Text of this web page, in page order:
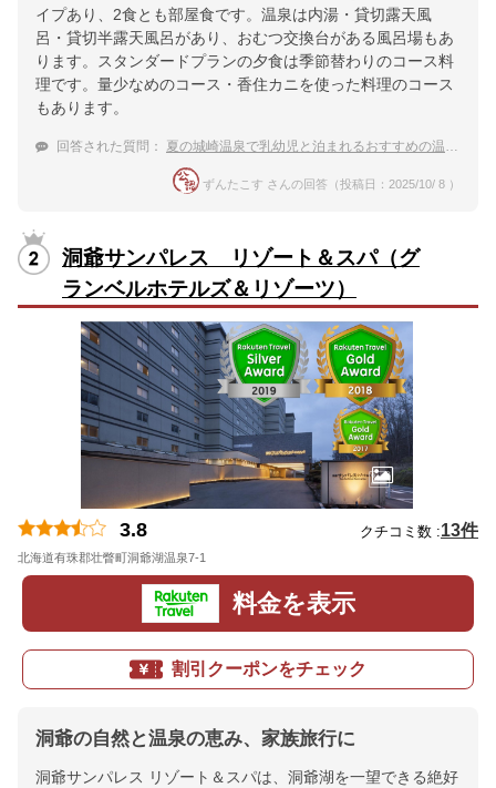
イプあり、2食とも部屋食です。温泉は内湯・貸切露天風
呂・貸切半露天風呂があり、おむつ交換台がある風呂場もあ
ります。スタンダードプランの夕食は季節替わりのコース料
理です。量少なめのコース・香住カニを使った料理のコース
もあります。
回答された質問： 夏の城崎温泉で乳幼児と泊まれるおすすめの温泉宿
ずんたこす さんの回答（投稿日：2025/10/ 8 ）
洞爺サンパレス リゾート＆スパ（グ
ランベルホテルズ＆リゾーツ）
3.8 クチコミ数 :13件
北海道有珠郡壮瞥町洞爺湖温泉7-1
料金を表示
割引クーポンをチェック
洞爺の自然と温泉の恵み、家族旅行に
洞爺サンパレス リゾート＆スパは、洞爺湖を一望できる絶好